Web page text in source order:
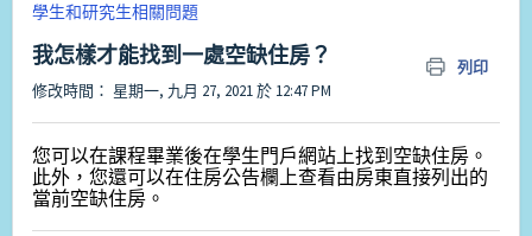
學生和研究生相關問題
我怎樣才能找到一處空缺住房？ 列印
修改時間： 星期一, 九月 27, 2021 於 12:47 PM
您可以在課程畢業後在學生門戶網站上找到空缺住房。
此外，您還可以在住房公告欄上查看由房東直接列出的
當前空缺住房。